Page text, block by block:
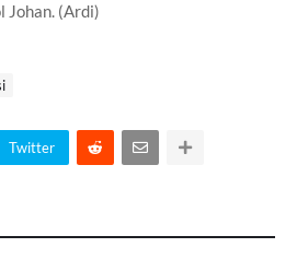
Johan. (Ardi)
Twitter